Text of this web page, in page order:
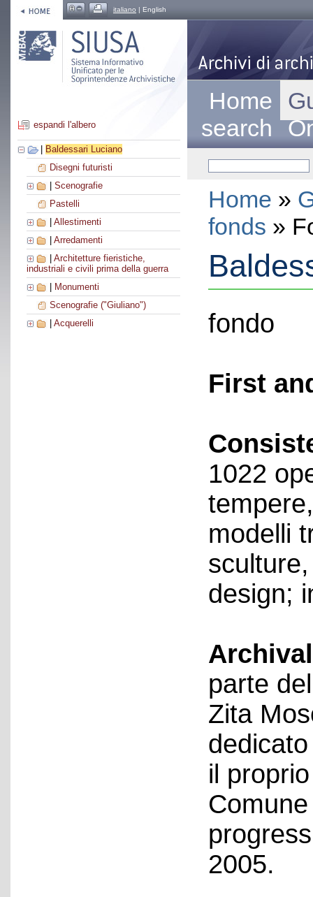
italiano | English
espandi l'albero
Baldessari Luciano
Disegni futuristi
Scenografie
Pastelli
Allestimenti
Arredamenti
Architetture fieristiche,
industriali e civili prima della guerra
Monumenti
Scenografie ("Giuliano")
Acquerelli
Home
search
Home »
fonds »
fondo
First
1022
modelli
design;
parte
Zita
il
2005.